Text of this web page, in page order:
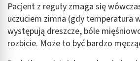
Pacjent z reguły zmaga się
uczuciem zimna (gdy temperatura
występują dreszcze, bóle
rozbicie. Może to być bardzo